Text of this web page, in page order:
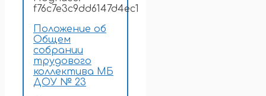
f76c7e3c9dd6147d4ec1
Положение об
Общем
собрании
трудового
коллектива МБ
ДОУ № 23